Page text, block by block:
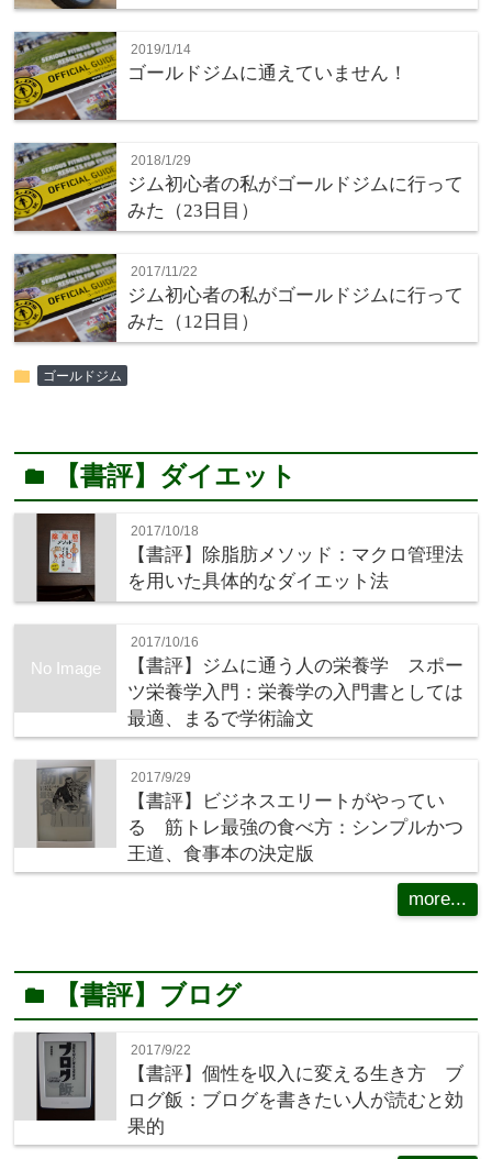
2019/1/14
ゴールドジムに通えていません！
2018/1/29
ジム初心者の私がゴールドジムに行って
みた（23日目）
2017/11/22
ジム初心者の私がゴールドジムに行って
みた（12日目）
folder ゴールドジム
folder 【書評】ダイエット
2017/10/18
【書評】除脂肪メソッド：マクロ管理法
を用いた具体的なダイエット法
No Image
2017/10/16
【書評】ジムに通う人の栄養学 スポー
ツ栄養学入門：栄養学の入門書としては
最適、まるで学術論文
2017/9/29
【書評】ビジネスエリートがやってい
る 筋トレ最強の食べ方：シンプルかつ
王道、食事本の決定版
more...
folder 【書評】ブログ
2017/9/22
【書評】個性を収入に変える生き方 ブ
ログ飯：ブログを書きたい人が読むと効
果的